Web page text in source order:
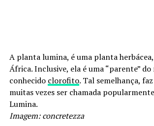
A planta lumina, é uma planta
África. Inclusive, ela é uma “parente” do
conhecido clorofito. Tal semelhança,
muitas vezes ser chamada
Lumina.
Imagem: concretezza